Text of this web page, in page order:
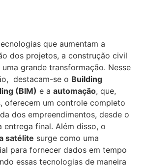
que aumentam a
dos projetos, a construção civil
grande transformação. Nesse
destacam-se o Building
(BIM) e a automação, que,
oferecem um controle completo
dos empreendimentos, desde o
entrega final. Além disso, o
satélite surge como uma
para fornecer dados em tempo
essas tecnologias de maneira